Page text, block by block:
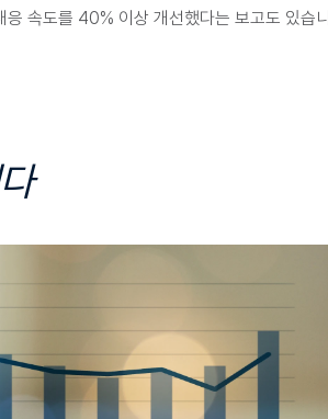
속도를 40% 이상 개선했다는 보고도 있습니